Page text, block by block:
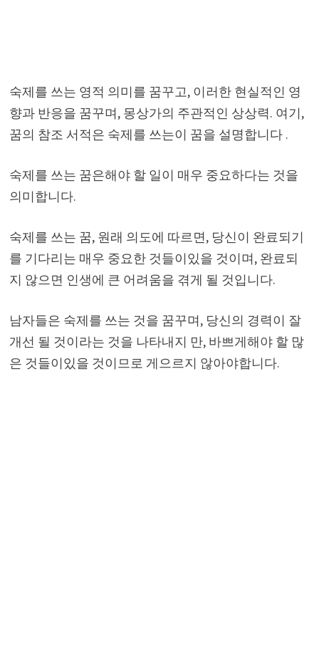
숙제를 쓰는 영적 의미를 꿈꾸고, 이러한 현실적인 영
향과 반응을 꿈꾸며, 몽상가의 주관적인 상상력. 여기,
꿈의 참조 서적은 숙제를 쓰는이 꿈을 설명합니다 .
숙제를 쓰는 꿈은해야 할 일이 매우 중요하다는 것을
의미합니다.
숙제를 쓰는 꿈, 원래 의도에 따르면, 당신이 완료되기
를 기다리는 매우 중요한 것들이있을 것이며, 완료되
지 않으면 인생에 큰 어려움을 겪게 될 것입니다.
남자들은 숙제를 쓰는 것을 꿈꾸며, 당신의 경력이 잘
개선 될 것이라는 것을 나타내지 만, 바쁘게해야 할 많
은 것들이있을 것이므로 게으르지 않아야합니다.